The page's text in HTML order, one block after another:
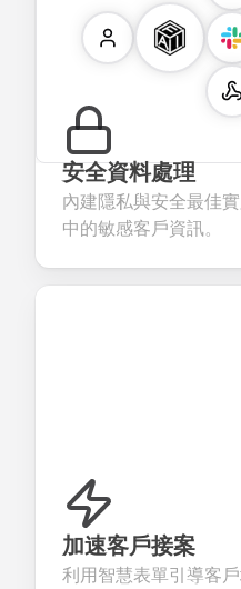
安全資料處理
內建隱私與安全最佳
中的敏感客戶資訊。
加速客戶接案
利用智慧表單引導客